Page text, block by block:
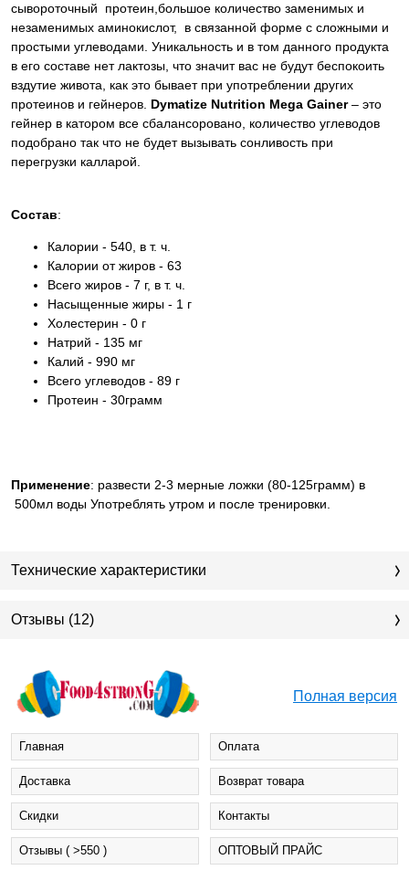
сывороточный
протеин,большое количество заменимых и
незаменимых аминокислот,
в связанной форме с сложными и
простыми углеводами. Уникальность и в том данного продукта
в его составе нет лактозы, что значит вас не будут беспокоить
вздутие живота, как это бывает при употреблении других
протеинов и гейнеров. Dymatize Nutrition Mega Gainer – это
гейнер в катором все сбалансоровано, количество углеводов
подобрано так что не будет вызывать сонливость при
перегрузки калларой.
Состав:
Калории - 540, в т. ч.
Калории от жиров - 63
Всего жиров - 7 г, в т. ч.
Насыщенные жиры - 1 г
Холестерин - 0 г
Натрий - 135 мг
Калий - 990 мг
Всего углеводов - 89 г
Протеин - 30грамм
Применение: развести 2-3 мерные ложки (80-125грамм) в
500мл воды Употреблять утром и после тренировки.
Технические характеристики
Отзывы (12)
Полная версия
Главная Оплата
Доставка Возврат товара
Cкидки Контакты
Отзывы ( >550 ) ОПТОВЫЙ ПРАЙС